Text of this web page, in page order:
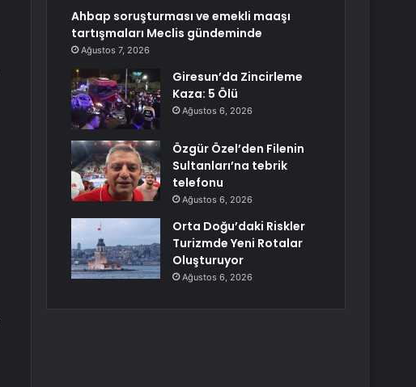
Ahbap soruşturması ve emekli maaşı
tartışmaları Meclis gündeminde
Ağustos 7, 2026
Giresun’da Zincirleme
Kaza: 5 Ölü
Ağustos 6, 2026
Özgür Özel’den Filenin
Sultanları’na tebrik
telefonu
Ağustos 6, 2026
Orta Doğu’daki Riskler
Turizmde Yeni Rotalar
Oluşturuyor
Ağustos 6, 2026